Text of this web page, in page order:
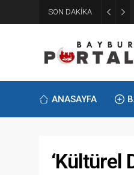
SON DAKİKA
ANASAYFA
‘Kültürel